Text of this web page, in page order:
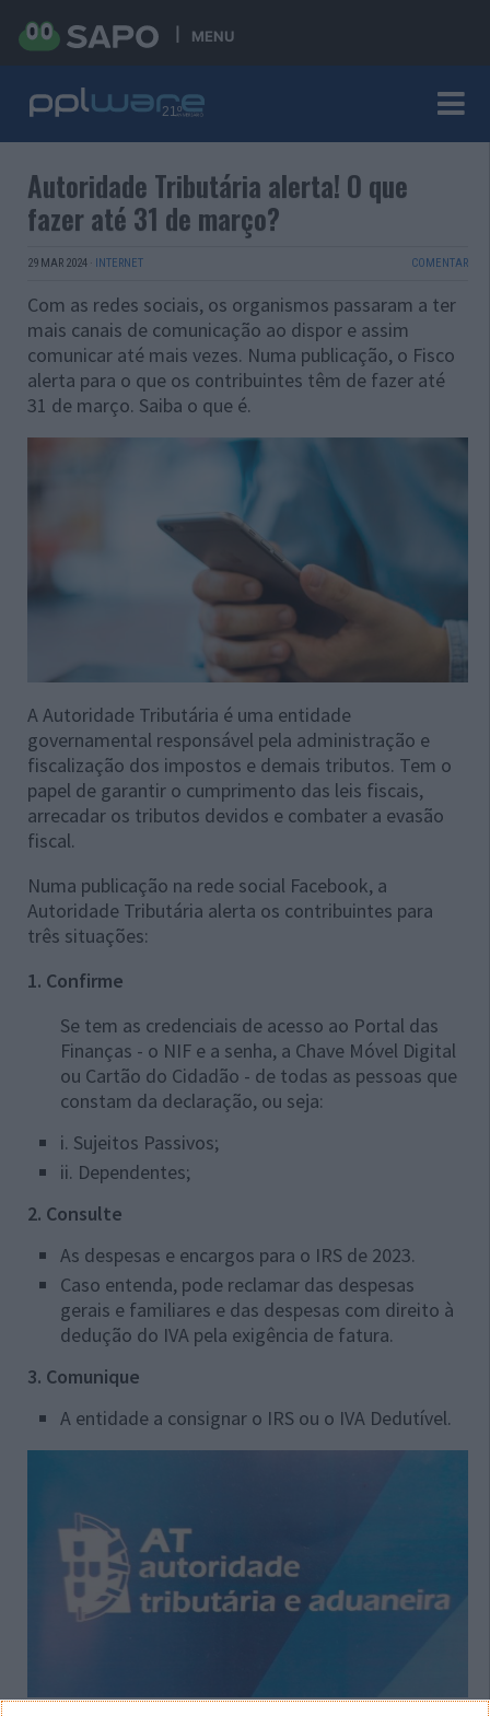
MENU
Autoridade Tributária alerta! O que
fazer até 31 de março?
29 MAR 2024 · INTERNET COMENTAR
Com as redes sociais, os organismos passaram a ter
mais canais de comunicação ao dispor e assim
comunicar até mais vezes. Numa publicação, o Fisco
alerta para o que os contribuintes têm de fazer até
31 de março. Saiba o que é.
A Autoridade Tributária é uma entidade
governamental responsável pela administração e
fiscalização dos impostos e demais tributos. Tem o
papel de garantir o cumprimento das leis fiscais,
arrecadar os tributos devidos e combater a evasão
fiscal.
Numa publicação na rede social Facebook, a
Autoridade Tributária alerta os contribuintes para
três situações:
1. Confirme
Se tem as credenciais de acesso ao Portal das
Finanças - o NIF e a senha, a Chave Móvel Digital
ou Cartão do Cidadão - de todas as pessoas que
constam da declaração, ou seja:
i. Sujeitos Passivos;
ii. Dependentes;
2. Consulte
As despesas e encargos para o IRS de 2023.
Caso entenda, pode reclamar das despesas
gerais e familiares e das despesas com direito à
dedução do IVA pela exigência de fatura.
3. Comunique
A entidade a consignar o IRS ou o IVA Dedutível.